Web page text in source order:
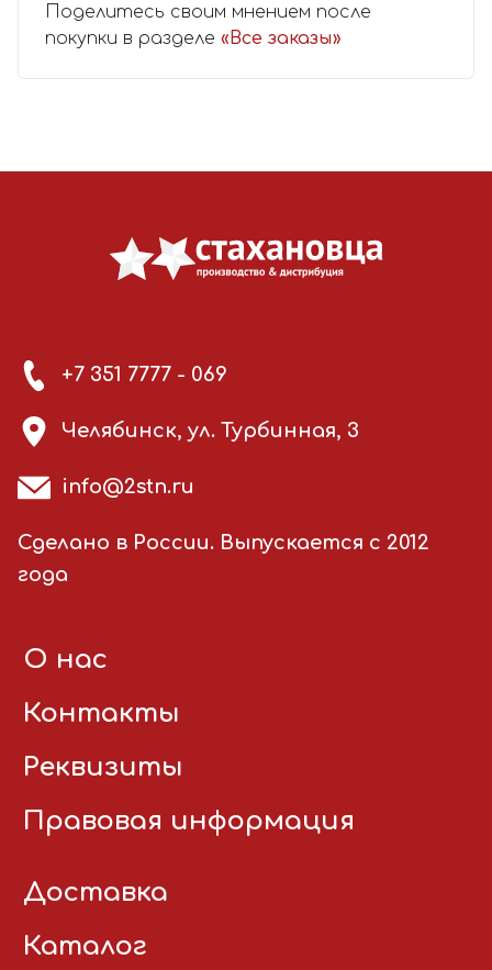
Поделитесь своим мнением после
покупки в разделе «Все заказы»
+7 351 7777 - 069
Челябинск, ул. Турбинная, 3
info@2stn.ru
Сделано в России. Выпускается с 2012
года
О нас
Контакты
Реквизиты
Правовая информация
Доставка
Каталог